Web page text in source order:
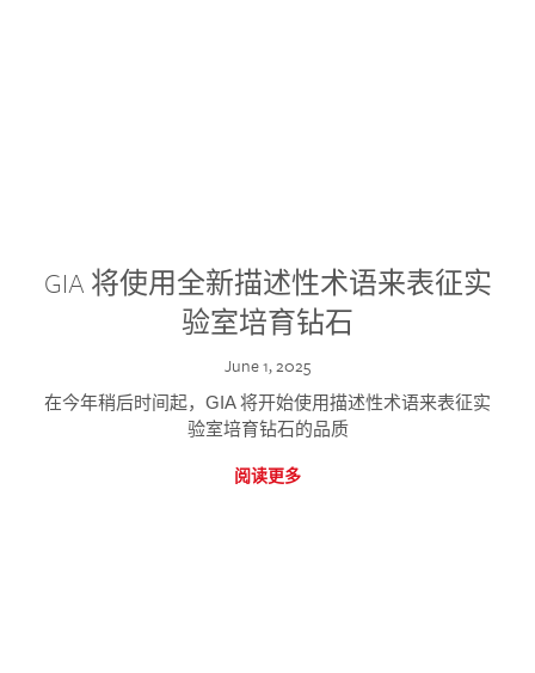
GIA 将使用全新描述性术语来表征实
验室培育钻石
June 1, 2025
在今年稍后时间起，GIA 将开始使用描述性术语来表征实
验室培育钻石的品质
阅读更多